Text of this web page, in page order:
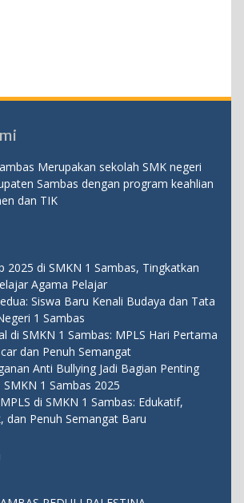
Merupakan sekolah SMK negeri
Sambas dengan program keahlian
dan TIK
2025 di SMKN 1 Sambas, Tingkatkan
Agama Pelajar
Siswa Baru Kenali Budaya dan Tata
1 Sambas
di SMKN 1 Sambas: MPLS Hari Pertama
dan Penuh Semangat
Anti Bullying Jadi Bagian Penting
1 Sambas 2025
di SMKN 1 Sambas: Edukatif,
dan Penuh Semangat Baru